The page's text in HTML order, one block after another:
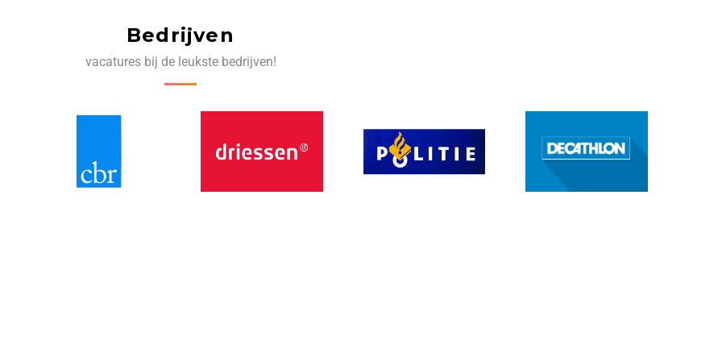
Bedrijven
vacatures bij de leukste bedrijven!